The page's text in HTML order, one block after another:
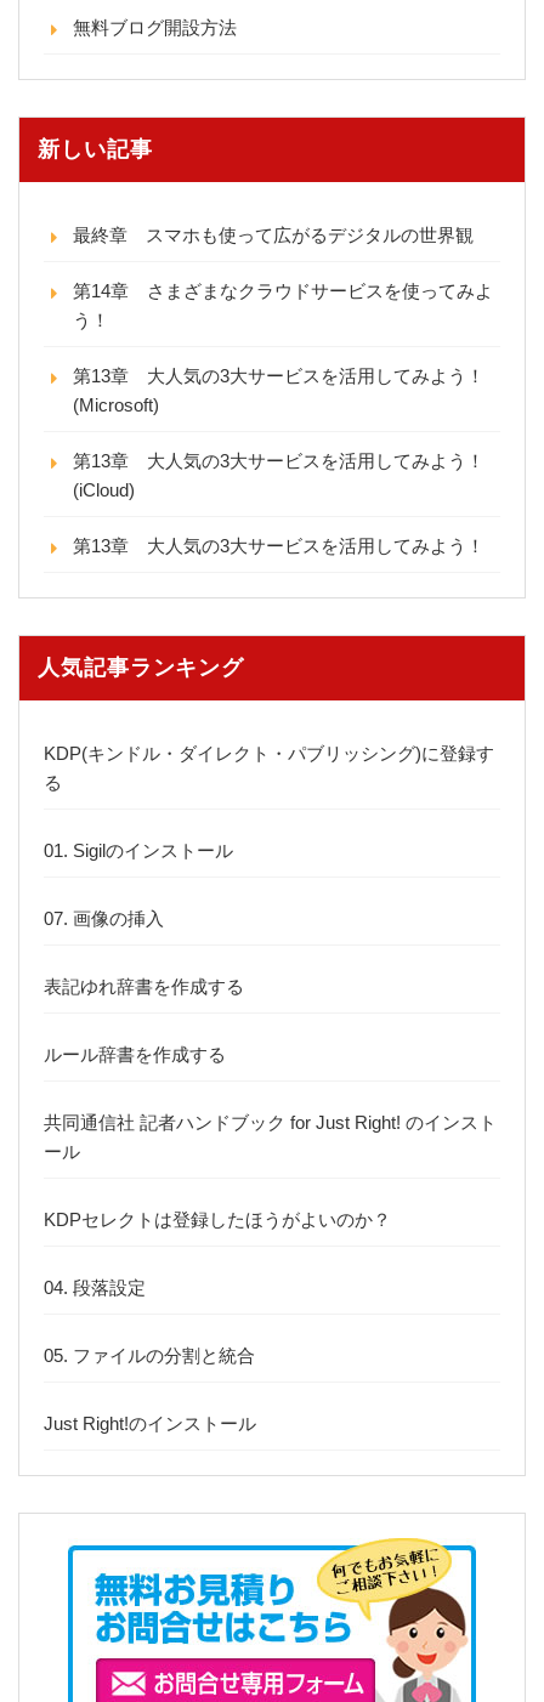
無料ブログ開設方法
新しい記事
最終章 スマホも使って広がるデジタルの世界観
第14章 さまざまなクラウドサービスを使ってみよ
う！
第13章 大人気の3大サービスを活用してみよう！
(Microsoft)
第13章 大人気の3大サービスを活用してみよう！
(iCloud)
第13章 大人気の3大サービスを活用してみよう！
人気記事ランキング
KDP(キンドル・ダイレクト・パブリッシング)に登録す
る
01. Sigilのインストール
07. 画像の挿入
表記ゆれ辞書を作成する
ルール辞書を作成する
共同通信社 記者ハンドブック for Just Right! のインスト
ール
KDPセレクトは登録したほうがよいのか？
04. 段落設定
05. ファイルの分割と統合
Just Right!のインストール